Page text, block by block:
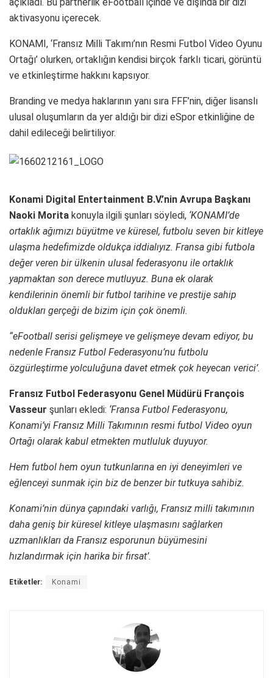
aktivasyonu içerecek.
KONAMI, ‘Fransız Milli Takımı’nın Resmi Futbol Video Oyunu
Ortağı’ olurken, ortaklığın kendisi birçok farklı ticari, görüntü
ve etkinleştirme hakkını kapsıyor.
Branding ve medya haklarının yanı sıra FFF’nin, diğer lisanslı
ulusal oluşumların da yer aldığı bir dizi eSpor etkinliğine de
dahil edileceği belirtiliyor.
Konami Digital Entertainment B.V.’nin Avrupa Başkanı
Naoki Morita konuyla ilgili şunları söyledi, ‘KONAMI’de
ortaklık ağımızı büyütme ve küresel, futbolu seven bir kitleye
ulaşma hedefimizde oldukça iddialıyız. Fransa gibi futbola
değer veren bir ülkenin ulusal federasyonu ile ortaklık
yapmaktan son derece mutluyuz. Buna ek olarak
kendilerinin önemli bir futbol tarihine ve prestije sahip
oldukları gerçeği de bizim için çok önemli.
“eFootball serisi gelişmeye ve gelişmeye devam ediyor, bu
nedenle Fransız Futbol Federasyonu’nu futbolu
özgürleştirme yolculuğuna davet etmek çok heyecan verici’.
Fransız Futbol Federasyonu Genel Müdürü François
Vasseur şunları ekledi: ‘Fransa Futbol Federasyonu,
Konami’yi Fransız Milli Takımının resmi futbol Video oyun
Ortağı olarak kabul etmekten mutluluk duyuyor.
Hem futbol hem oyun tutkunlarına en iyi deneyimleri ve
eğlenceyi sunmak için biz de benzer bir tutkuya sahibiz.
Konami’nin dünya çapındaki varlığı, Fransız milli takımının
daha geniş bir küresel kitleye ulaşmasını sağlarken
uzmanlıkları da Fransız esporunun büyümesini
hızlandırmak için harika bir fırsat’.
Etiketler: Konami